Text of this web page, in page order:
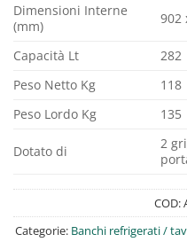
Dimensioni Interne
(mm)
902
Capacità Lt
282
Peso Netto Kg
118
Peso Lordo Kg
135
Dotato di
2
COD:
Categorie: Banchi refrigerati /